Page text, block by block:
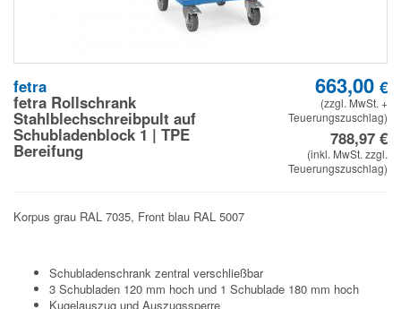
fetra
fetra Rollschrank
Stahlblechschreibpult auf
Schubladenblock 1 | TPE
Bereifung
663,00 €
(zzgl. MwSt. +
Teuerungszuschlag)
788,97€
(inkl. MwSt. zzgl.
Teuerungszuschlag)
Korpus grau RAL 7035, Front blau RAL 5007
Schubladenschrank zentral verschließbar
3 Schubladen 120 mm hoch und 1 Schublade 180 mm hoch
Kugelauszug und Auszugssperre